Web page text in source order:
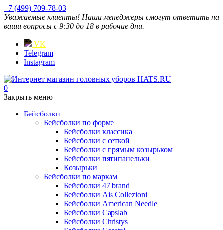
+7 (499) 709-78-03
Уважаемые клиенты! Наши менеджеры смогут ответить на
ваши вопросы с 9:30 до 18 в рабочие дни.
VK
Telegram
Instagram
0
Закрыть меню
Бейсболки
Бейсболки по форме
Бейсболки классика
Бейсболки с сеткой
Бейсболки с прямым козырьком
Бейсболки пятипанельки
Козырьки
Бейсболки по маркам
Бейсболки 47 brand
Бейсболки Ais Collezioni
Бейсболки American Needle
Бейсболки Capslab
Бейсболки Christys